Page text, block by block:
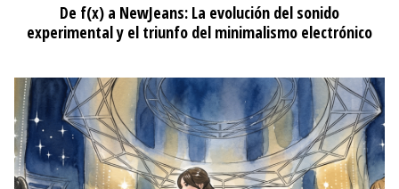
De f(x) a NewJeans: La evolución del sonido
experimental y el triunfo del minimalismo electrónico